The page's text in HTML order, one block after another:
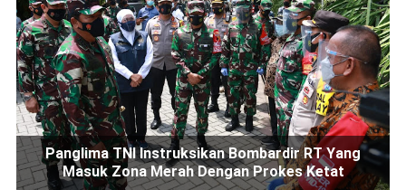
Panglima TNI Instruksikan Bombardir RT Yang
Masuk Zona Merah Dengan Prokes Ketat